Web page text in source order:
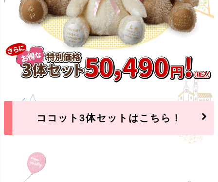
ココット3体セットはこちら！